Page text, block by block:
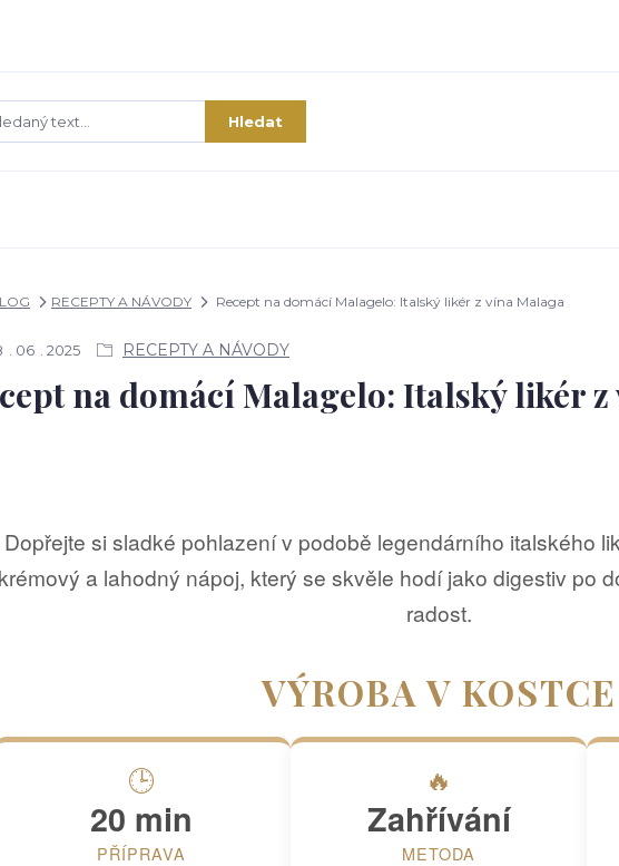
Hledat
RECEPTY A NÁVODY Recept na domácí Malagelo: Italský likér z vína Malaga
06 2025 RECEPTY A NÁVODY
na domácí Malagelo: Italský likér
Dopřejte si sladké pohlazení v podobě legendárního italského
krémový a lahodný nápoj, který se skvěle hodí jako digestiv po
radost.
VÝROBA V KOSTCE
🕒
20 min
PŘÍPRAVA
🔥
Zahřívání
METODA